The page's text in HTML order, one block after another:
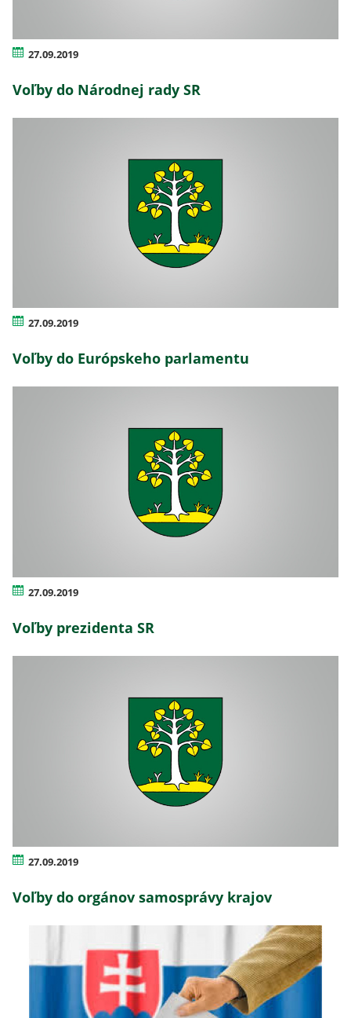
27.09.2019
Voľby do Národnej rady SR
27.09.2019
Voľby do Európskeho parlamentu
27.09.2019
Voľby prezidenta SR
27.09.2019
Voľby do orgánov samosprávy krajov